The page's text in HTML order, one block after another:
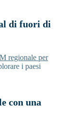
di fuori di
regionale per
i paesi
con una